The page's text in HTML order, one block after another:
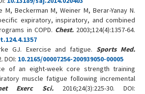
M, Beckerman M, Weiner M, Berar-Yanay N.
expiratory, inspiratory, and combined
in COPD. Chest. 2003;124(4):1357-64.
GJ. Exercise and fatigue. Sports Med.
DOI: 10.2165/00007256-200939050-00005
of an eight-week core strength training
muscle fatigue following incremental
Exerc Sci.2016;24(3):225-30. DOI: